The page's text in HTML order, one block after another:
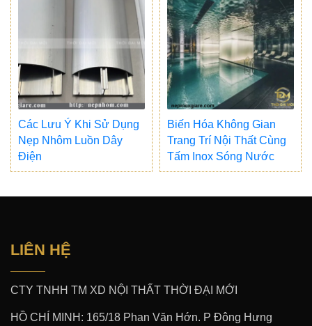
Các Lưu Ý Khi Sử Dụng
Nẹp Nhôm Luồn Dây
Điện
Biến Hóa Không Gian
Trang Trí Nội Thất Cùng
Tấm Inox Sóng Nước
LIÊN HỆ
CTY TNHH TM XD NỘI THẤT THỜI ĐẠI MỚI
HỒ CHÍ MINH: 165/18 Phan Văn Hớn. P Đông Hưng